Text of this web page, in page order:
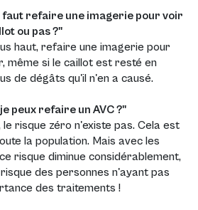
refaire une imagerie pour voir
ou pas ?"
haut, refaire une imagerie pour
même si le caillot est resté en
de dégâts qu'il n'en a causé.
peux refaire un AVC ?"
le risque zéro n'existe pas. Cela est
la population. Mais avec les
risque diminue considérablement,
des personnes n'ayant pas
des traitements !